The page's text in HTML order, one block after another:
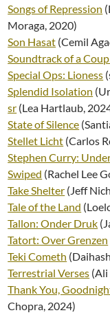
Songs of Repression
Moraga, 2020)
Son Hasat (Cemil
Soundtrack of a
Special Ops: Lioness
Splendid Isolation
sr (Lea Hartlaub,
State of Silence
Stellet Licht (Carlos
Stephen Curry:
Swiped (Rachel Lee
Take Shelter (Jeff
Tale of the Land
Tallon: Onder Druk
Tatort: Over Grenzen
Teki Cometh
Terrestrial Verses (Ali
Thank You,
Chopra, 2024)